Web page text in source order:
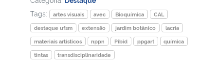
Ministério do Turismo
Ministério do Desenvolvimento Regional
Tags:
artes visuais avec Bioquímica
CAL
destaque ufsm
extensão jardim botânico
lacria
materiais artísticos
nppn Pibid ppgart
química
tintas
transdisciplinaridade